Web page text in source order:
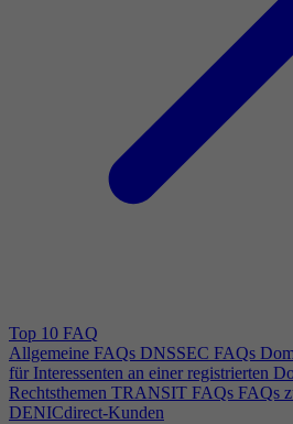
Top 10 FAQ
Allgemeine FAQs DNSSEC FAQs
für Interessenten an einer registrierten
Rechtsthemen TRANSIT FAQs FAQs
DENICdirect-Kunden